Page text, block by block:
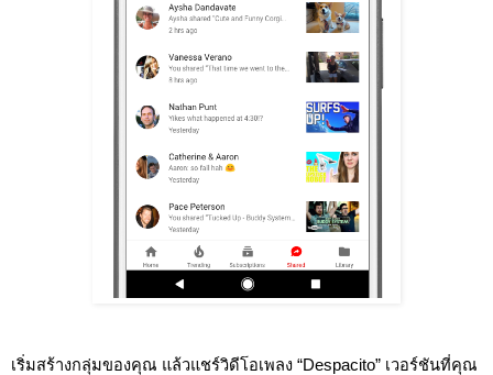
เริ่มสร้างกลุ่มของคุณ แล้วแชร์วิดีโอเพลง “Despacito” เวอร์ชันที่คุณ